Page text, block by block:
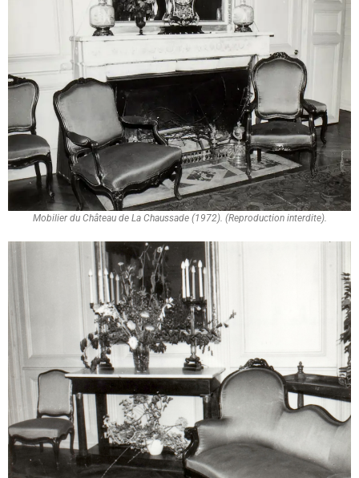
Mobilier du Château de La Chaussade (1972). (Reproduction interdite).